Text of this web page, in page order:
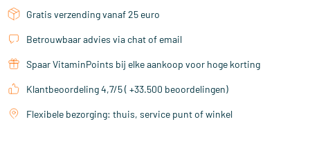
Gratis verzending vanaf 25 euro
Betrouwbaar advies via chat of email
Spaar VitaminPoints bij elke aankoop voor hoge korting
Klantbeoordeling 4,7/5 ( +33.500 beoordelingen)
Flexibele bezorging: thuis, service punt of winkel